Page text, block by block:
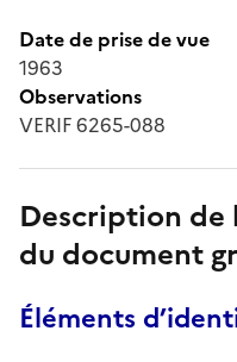
Date de prise de vue
1963
Observations
VERIF 6265-088
Description de
du document
Éléments